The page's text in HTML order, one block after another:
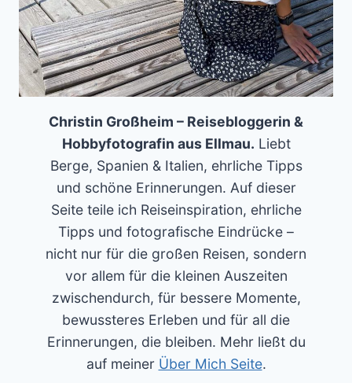
Christin Großheim – Reisebloggerin &
Hobbyfotografin aus Ellmau. Liebt
Berge, Spanien & Italien, ehrliche Tipps
und schöne Erinnerungen. Auf dieser
Seite teile ich Reiseinspiration, ehrliche
Tipps und fotografische Eindrücke –
nicht nur für die großen Reisen, sondern
vor allem für die kleinen Auszeiten
zwischendurch, für bessere Momente,
bewussteres Erleben und für all die
Erinnerungen, die bleiben. Mehr ließt du
auf meiner Über Mich Seite.